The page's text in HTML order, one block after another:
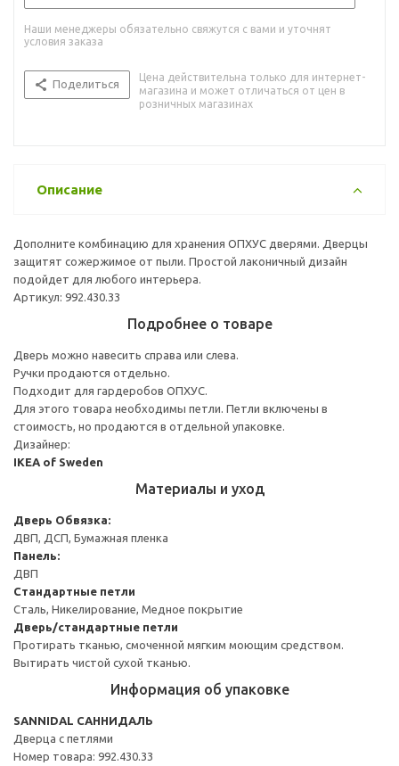
Наши менеджеры обязательно свяжутся с вами и уточнят
условия заказа
Поделиться
Цена действительна только для интернет-
магазина и может отличаться от цен в
розничных магазинах
Описание
Дополните комбинацию для хранения ОПХУС дверями. Дверцы
защитят сожержимое от пыли. Простой лаконичный дизайн
подойдет для любого интерьера.
Артикул: 992.430.33
Подробнее о товаре
Дверь можно навесить справа или слева.
Ручки продаются отдельно.
Подходит для гардеробов ОПХУС.
Для этого товара необходимы петли. Петли включены в
стоимость, но продаются в отдельной упаковке.
Дизайнер:
IKEA of Sweden
Материалы и уход
Дверь Обвязка:
ДВП, ДСП, Бумажная пленка
Панель:
ДВП
Стандартные петли
Сталь, Никелирование, Медное покрытие
Дверь/стандартные петли
Протирать тканью, смоченной мягким моющим средством.
Вытирать чистой сухой тканью.
Информация об упаковке
SANNIDAL САННИДАЛЬ
Дверца с петлями
Номер товара: 992.430.33